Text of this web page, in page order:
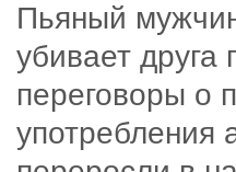
Пьяный
убивает друга
переговоры о
употребления